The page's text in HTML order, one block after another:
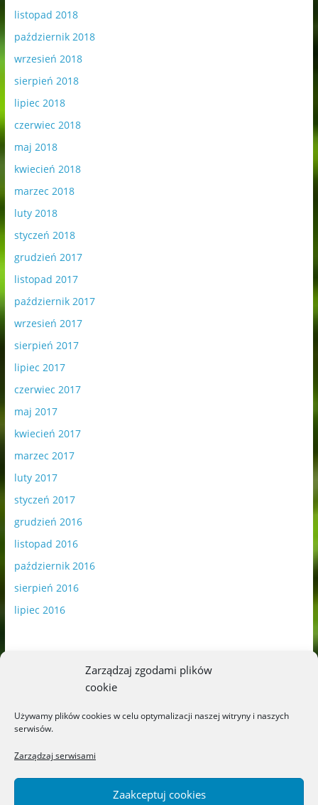
Zarządzaj zgodami plików
cookie
Używamy plików cookies w celu optymalizacji naszej witryny i naszych
serwisów.
Zarządzaj serwisami
Zaakceptuj cookies
listopad 2018
październik 2018
wrzesień 2018
sierpień 2018
lipiec 2018
czerwiec 2018
maj 2018
kwiecień 2018
marzec 2018
luty 2018
styczeń 2018
grudzień 2017
listopad 2017
październik 2017
wrzesień 2017
sierpień 2017
lipiec 2017
czerwiec 2017
maj 2017
kwiecień 2017
marzec 2017
luty 2017
styczeń 2017
grudzień 2016
listopad 2016
październik 2016
sierpień 2016
lipiec 2016